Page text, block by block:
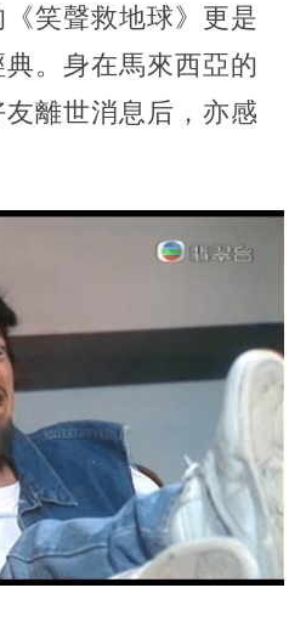
《笑聲救地球》更是
。身在馬來西亞的
離世消息后，亦感